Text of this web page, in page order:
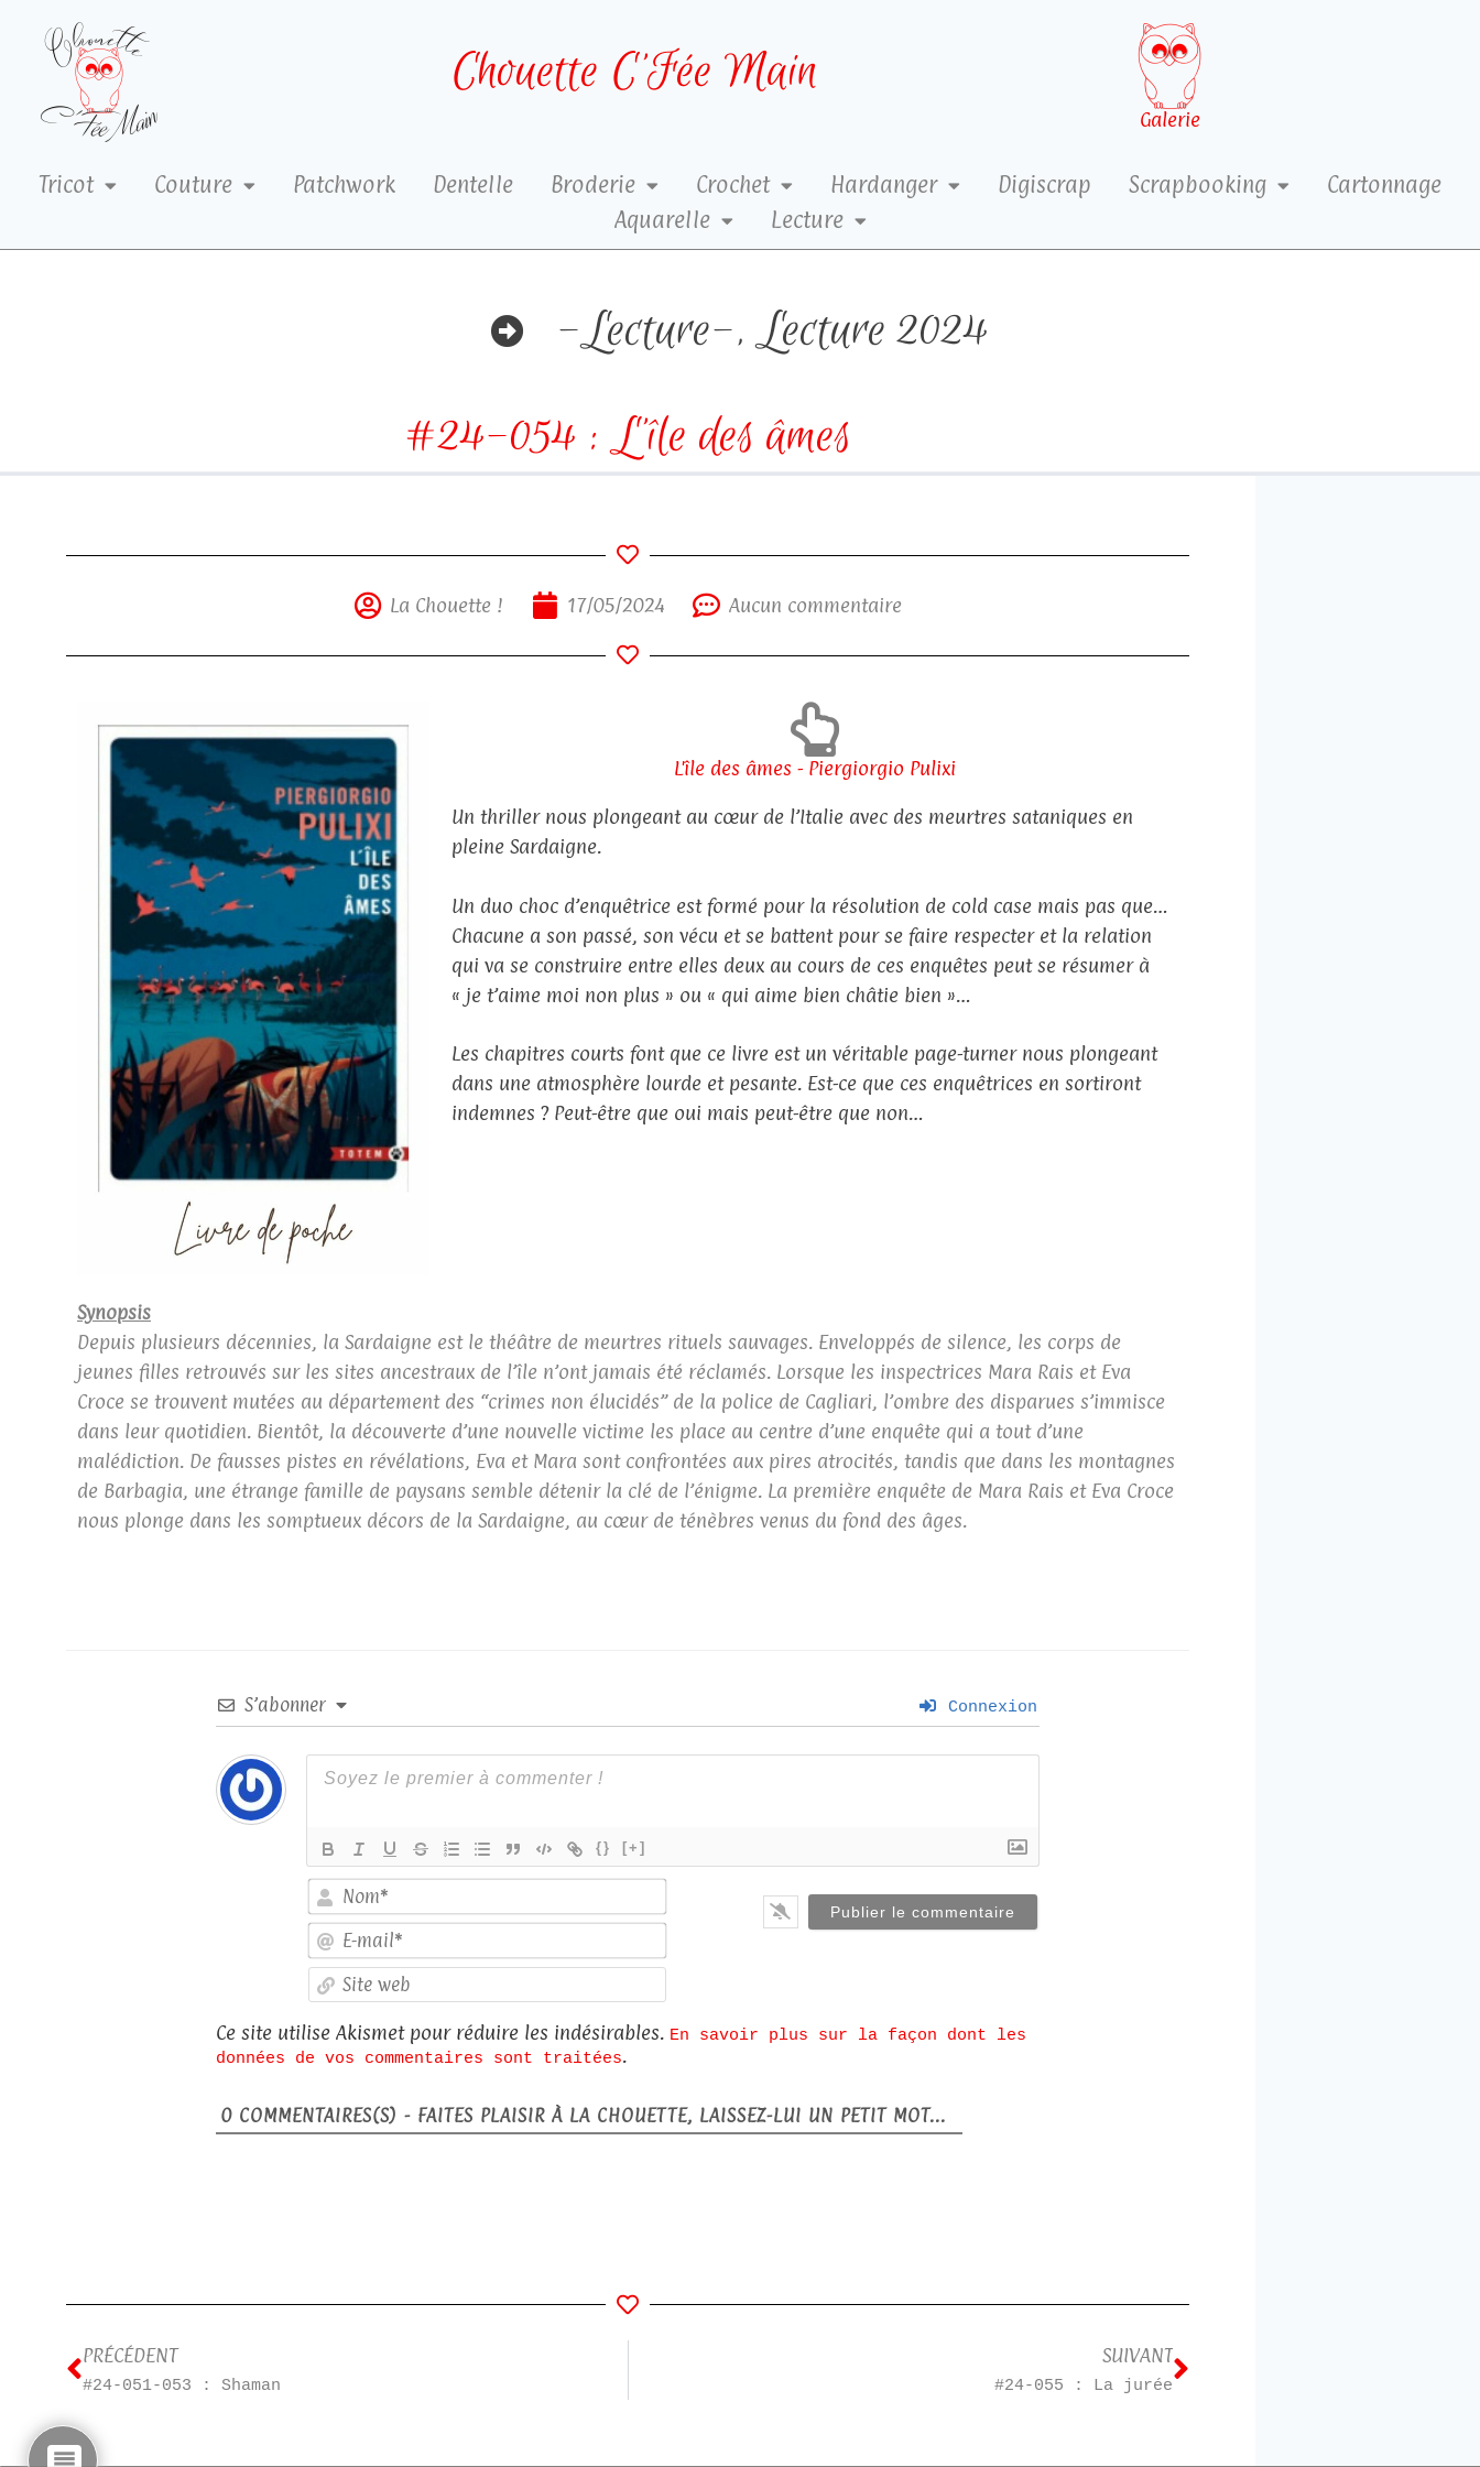
Chouette C’Fée Main
Galerie
Tricot Couture Patchwork Dentelle Broderie Crochet Hardanger Digiscrap Scrapbooking
Cartonnage
Aquarelle
Lecture
-Lecture-,Lecture 2024
#24-054 : L’île des âmes
La Chouette ! 17/05/2024 Aucun commentaire
L'île des âmes - Piergiorgio Pulixi
Un thriller nous plongeant au cœur de l’Italie avec des meurtres sataniques en
pleine Sardaigne.
Un duo choc d’enquêtrice est formé pour la résolution de cold case mais pas que…
Chacune a son passé, son vécu et se battent pour se faire respecter et la relation
qui va se construire entre elles deux au cours de ces enquêtes peut se résumer à
« je t’aime moi non plus » ou « qui aime bien châtie bien »…
Les chapitres courts font que ce livre est un véritable page-turner nous plongeant
dans une atmosphère lourde et pesante. Est-ce que ces enquêtrices en sortiront
indemnes ? Peut-être que oui mais peut-être que non…
Synopsis
Depuis plusieurs décennies, la Sardaigne est le théâtre de meurtres rituels sauvages. Enveloppés de silence, les corps de
jeunes filles retrouvés sur les sites ancestraux de l’île n’ont jamais été réclamés. Lorsque les inspectrices Mara Rais et Eva
Croce se trouvent mutées au département des “crimes non élucidés” de la police de Cagliari, l’ombre des disparues s’immisce
dans leur quotidien. Bientôt, la découverte d’une nouvelle victime les place au centre d’une enquête qui a tout d’une
malédiction. De fausses pistes en révélations, Eva et Mara sont confrontées aux pires atrocités, tandis que dans les montagnes
de Barbagia, une étrange famille de paysans semble détenir la clé de l’énigme. La première enquête de Mara Rais et Eva Croce
nous plonge dans les somptueux décors de la Sardaigne, au cœur de ténèbres venus du fond des âges.
S’abonner Connexion
{} [+]
mail*
web
Ce site utilise Akismet pour réduire les indésirables. En savoir plus sur la façon dont les
données de vos commentaires sont traitées.
0 COMMENTAIRES(S) - FAITES PLAISIR À LA CHOUETTE, LAISSEZ-LUI UN PETIT MOT...
PRÉCÉDENT
#24-051-053 : Shaman
SUIVANT
#24-055 : La jurée